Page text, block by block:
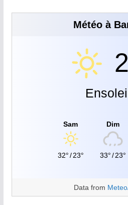
Météo à
Sam
32°/23°
Dim
33°/23°
Data from